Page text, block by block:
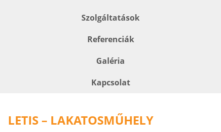
Szolgáltatások
Referenciák
Galéria
Kapcsolat
LETIS – LAKATOSMŰHELY